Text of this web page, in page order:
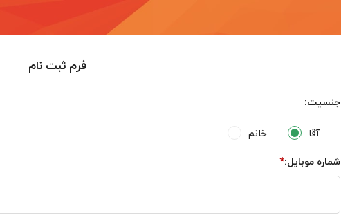
فرم ثبت نام
جنسیت:
آقا خانم
شماره موبایل: